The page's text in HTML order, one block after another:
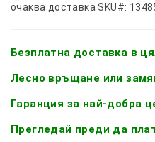
очаква доставка SKU#:
Безплатна доставка в
Лесно връщане или
Гаранция за най-добра
Прегледай преди да